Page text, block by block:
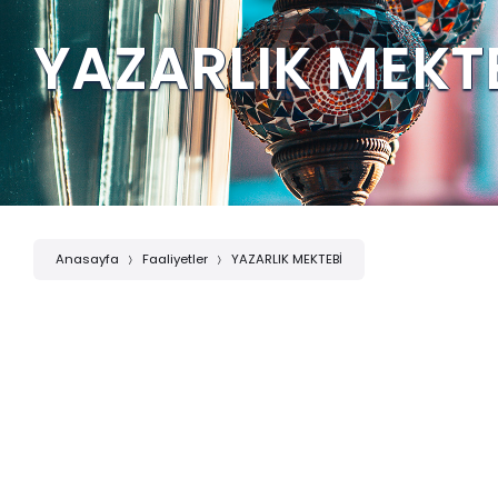
YAZARLIK
Anasayfa Faaliyetler YAZARLIK MEKTEBİ